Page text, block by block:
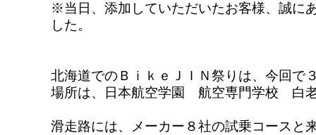
※当日、添加していただいたお客様、誠に
した。
北海道でのＢｉｋｅＪＩＮ祭りは、今回で
場所は、日本航空学園 航空専門学校 白
滑走路には、メーカー８社の試乗コースと